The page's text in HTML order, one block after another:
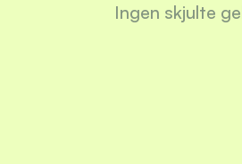
Ingen skjulte